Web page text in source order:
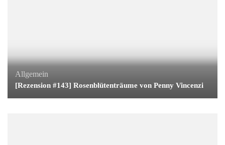
Allgemein
[Rezension #143] Rosenblütenträume von Penny Vincenzi